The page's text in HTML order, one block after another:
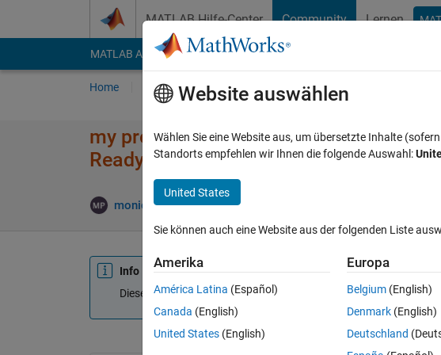
MATLAB Hilfe-Center Community Lernen
MATLAB Answers File Exchange Cody
Home Fragen Antworten Durchsuchen
my problem is that "Building the
Ready''-------is apper when i simulet my
monideepa 24 Apr. 2016
Info
Diese Frage ist geschlossen. Öffnen Sie sie erneut, um sie zu
Website auswählen
Wählen Sie eine Website aus, um übersetzte Inhalte
Standorts empfehlen wir Ihnen die folgende Auswahl:
United States
Sie können auch eine Website aus der folgenden Liste
Amerika
América Latina (Español)
Canada (English)
United States (English)
Europa
Belgium (English)
Denmark (English)
Deutschland